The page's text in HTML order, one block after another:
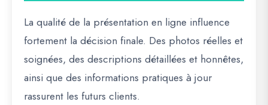
La qualité de la présentation en ligne influence
fortement la décision finale. Des photos réelles et
soignées, des descriptions détaillées et honnêtes,
ainsi que des informations pratiques à jour
rassurent les futurs clients.